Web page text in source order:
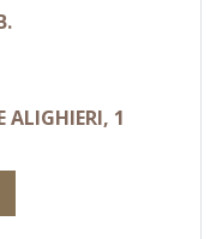
ALIGHIERI, 1